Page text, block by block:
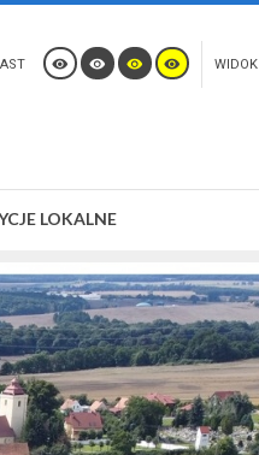
WIDOK
LOKALNE